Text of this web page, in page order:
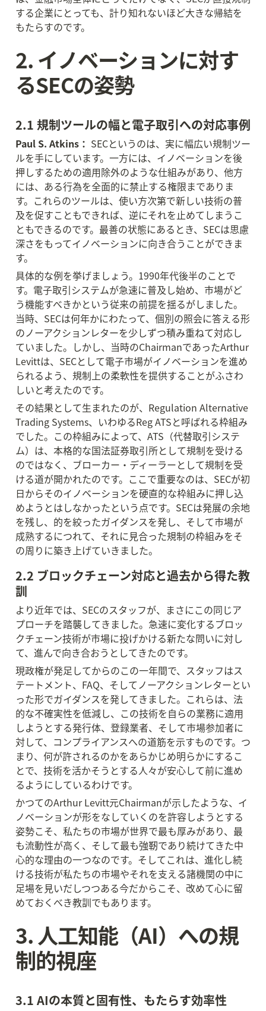
する企業にとっても、計り知れないほど大きな帰結を
もたらすのです。
2. イノベーションに対す
るSECの姿勢
2.1 規制ツールの幅と電子取引への対応事例
Paul S. Atkins： SECというのは、実に幅広い規制ツー
ルを手にしています。一方には、イノベーションを後
押しするための適用除外のような仕組みがあり、他方
には、ある行為を全面的に禁止する権限までありま
す。これらのツールは、使い方次第で新しい技術の普
及を促すこともできれば、逆にそれを止めてしまうこ
ともできるのです。最善の状態にあるとき、SECは思慮
深さをもってイノベーションに向き合うことができま
す。
具体的な例を挙げましょう。1990年代後半のことで
す。電子取引システムが急速に普及し始め、市場がど
う機能すべきかという従来の前提を揺るがしました。
当時、SECは何年かにわたって、個別の照会に答える形
のノーアクションレターを少しずつ積み重ねて対応し
ていました。しかし、当時のChairmanであったArthur
Levittは、SECとして電子市場がイノベーションを進め
られるよう、規制上の柔軟性を提供することがふさわ
しいと考えたのです。
その結果として生まれたのが、Regulation Alternative
Trading Systems、いわゆるReg ATSと呼ばれる枠組み
でした。この枠組みによって、ATS（代替取引システ
ム）は、本格的な国法証券取引所として規制を受ける
のではなく、ブローカー・ディーラーとして規制を受
ける道が開かれたのです。ここで重要なのは、SECが初
日からそのイノベーションを硬直的な枠組みに押し込
めようとはしなかったという点です。SECは発展の余地
を残し、的を絞ったガイダンスを発し、そして市場が
成熟するにつれて、それに見合った規制の枠組みをそ
の周りに築き上げていきました。
2.2 ブロックチェーン対応と過去から得た教
訓
より近年では、SECのスタッフが、まさにこの同じア
プローチを踏襲してきました。急速に変化するブロッ
クチェーン技術が市場に投げかける新たな問いに対し
て、進んで向き合おうとしてきたのです。
現政権が発足してからのこの一年間で、スタッフはス
テートメント、FAQ、そしてノーアクションレターとい
った形でガイダンスを発してきました。これらは、法
的な不確実性を低減し、この技術を自らの業務に適用
しようとする発行体、登録業者、そして市場参加者に
対して、コンプライアンスへの道筋を示すものです。つ
まり、何が許されるのかをあらかじめ明らかにするこ
とで、技術を活かそうとする人々が安心して前に進め
るようにしているわけです。
かつてのArthur Levitt元Chairmanが示したような、イ
ノベーションが形をなしていくのを許容しようとする
姿勢こそ、私たちの市場が世界で最も厚みがあり、最
も流動性が高く、そして最も強靭であり続けてきた中
心的な理由の一つなのです。そしてこれは、進化し続
ける技術が私たちの市場やそれを支える諸機関の中に
足場を見いだしつつある今だからこそ、改めて心に留
めておくべき教訓でもあります。
3. 人工知能（AI）への規
制的視座
3.1 AIの本質と固有性、もたらす効率性